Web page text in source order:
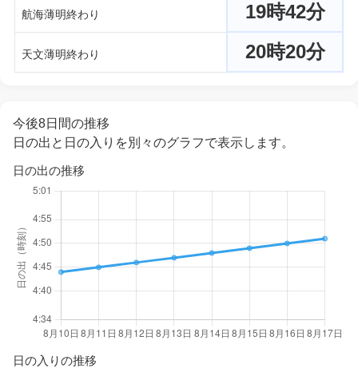
航海薄明終わり 19時42分
天文薄明終わり 20時20分
今後8日間の推移
日の出と日の入りを別々のグラフで表示します。
日の出の推移
日の入りの推移